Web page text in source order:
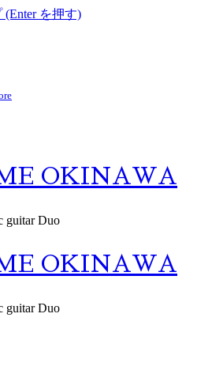
を押す)
OKINAWA
guitar Duo
OKINAWA
guitar Duo